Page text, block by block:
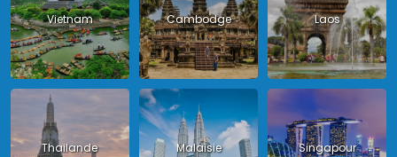
Vietnam Cambodge Laos
Thailande Malaisie Singapour